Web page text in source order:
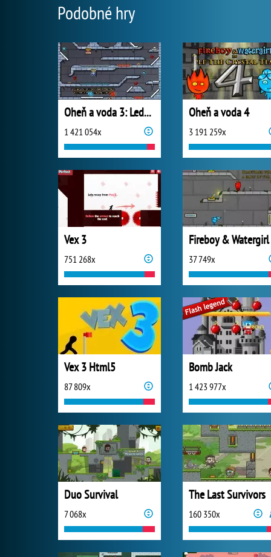
Podobné hry
Oheň a voda 3: Ledový chrám
1 421 054x
Oheň a voda 4
3 191 259x
Vex 3
751 268x 37 749x
Vex 3 Html5
87 809x
Bomb Jack
1 423 977x
Duo Survival
7 068x
The Last Survivors
160 350x